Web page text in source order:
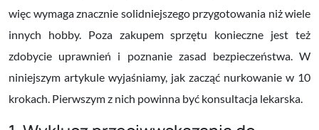
więc wymaga znacznie solidniejszego przygotowania niż wiele
innych hobby. Poza zakupem sprzętu konieczne jest też
zdobycie uprawnień i poznanie zasad bezpieczeństwa. W
niniejszym artykule wyjaśniamy, jak zacząć nurkowanie w 10
krokach. Pierwszym z nich powinna być konsultacja lekarska.